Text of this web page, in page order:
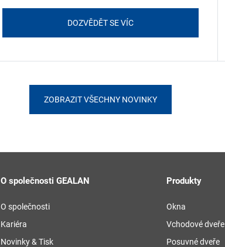
DOZVĚDĚT SE VÍC
ZOBRAZIT VŠECHNY NOVINKY
O společnosti GEALAN
O společnosti
Kariéra
Novinky & Tisk
Produkty
Okna
Vchodové dveře
Posuvné dveře